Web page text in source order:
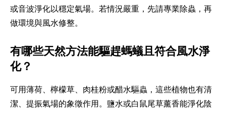
或音波淨化以穩定氣場。若情況嚴重，先請專業除蟲，再
做環境與風水修整。
有哪些天然方法能驅趕螞蟻且符合風水淨
化？
可用薄荷、檸檬草、肉桂粉或醋水驅蟲，這些植物也有清
潔、提振氣場的象徵作用。鹽水或白鼠尾草薰香能淨化陰